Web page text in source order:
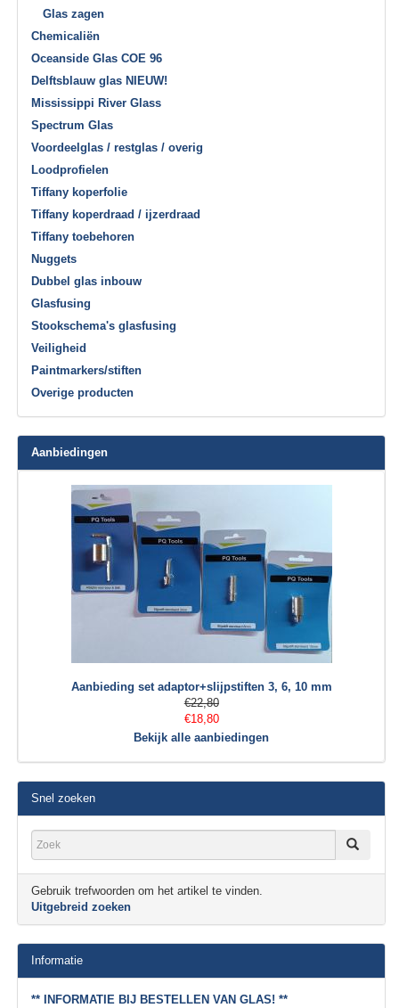
Glas zagen
Chemicaliën
Oceanside Glas COE 96
Delftsblauw glas NIEUW!
Mississippi River Glass
Spectrum Glas
Voordeelglas / restglas / overig
Loodprofielen
Tiffany koperfolie
Tiffany koperdraad / ijzerdraad
Tiffany toebehoren
Nuggets
Dubbel glas inbouw
Glasfusing
Stookschema's glasfusing
Veiligheid
Paintmarkers/stiften
Overige producten
Aanbiedingen
Aanbieding set adaptor+slijpstiften 3, 6, 10 mm
€22,80
€18,80
Bekijk alle aanbiedingen
Snel zoeken
Gebruik trefwoorden om het artikel te vinden.
Uitgebreid zoeken
Informatie
** INFORMATIE BIJ BESTELLEN VAN GLAS! **